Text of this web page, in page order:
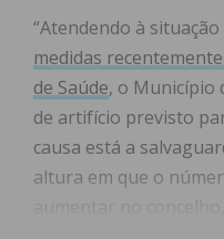
“Atendendo à
medidas
de Saúde, o Município
de artifício previsto
causa está a
altura em que o